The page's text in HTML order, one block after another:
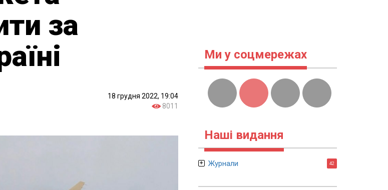
за
18 грудня 2022, 19:04
8011
Ми у соцмережах
Наші видання
Журнали 42